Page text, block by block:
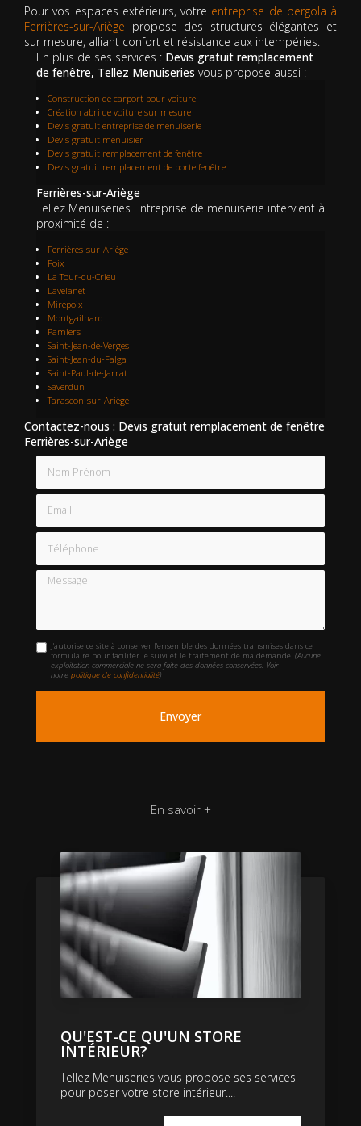
Pour vos espaces extérieurs, votre entreprise de pergola à
Ferrières-sur-Ariège propose des structures élégantes et
sur mesure, alliant confort et résistance aux intempéries.
En plus de ses services : Devis gratuit remplacement
de fenêtre, Tellez Menuiseries vous propose aussi :
Construction de carport pour voiture
Création abri de voiture sur mesure
Devis gratuit entreprise de menuiserie
Devis gratuit menuisier
Devis gratuit remplacement de fenêtre
Devis gratuit remplacement de porte fenêtre
Ferrières-sur-Ariège
Tellez Menuiseries Entreprise de menuiserie intervient à
proximité de :
Ferrières-sur-Ariège
Foix
La Tour-du-Crieu
Lavelanet
Mirepoix
Montgailhard
Pamiers
Saint-Jean-de-Verges
Saint-Jean-du-Falga
Saint-Paul-de-Jarrat
Saverdun
Tarascon-sur-Ariège
Contactez-nous : Devis gratuit remplacement de fenêtre
Ferrières-sur-Ariège
Email
Téléphone
Message
J'autorise ce site à conserver l'ensemble des données transmises dans ce
formulaire pour faciliter le suivi et le traitement de ma demande.(Aucune
exploitation commerciale ne sera faite des données conservées. Voir
notrepolitique de confidentialité)
En savoir +
QU'EST-CE QU'UN STORE
INTÉRIEUR?
Tellez Menuiseries vous propose ses services
pour poser votre store intérieur....